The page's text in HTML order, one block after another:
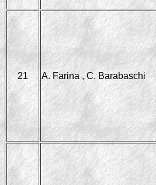
21 A. Farina , C. Barabaschi